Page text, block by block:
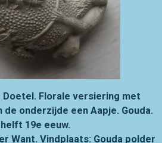
Doetel. Florale versiering met
de onderzijde een Aapje. Gouda.
19e eeuw.
Want. Vindplaats: Gouda polder